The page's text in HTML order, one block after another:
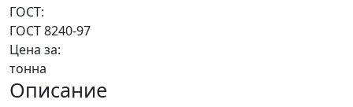
ГОСТ:
ГОСТ 8240-97
Цена за:
тонна
Описание